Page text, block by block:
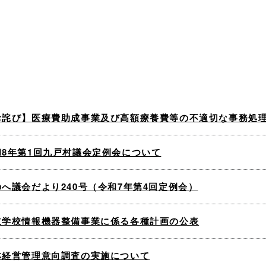
び】医療費助成事業及び高額療養費等の不適切な事務処
年第1回九戸村議会定例会について
議会だより240号（令和7年第4回定例会）
校情報機器整備事業に係る各種計画の公表
営管理意向調査の実施について